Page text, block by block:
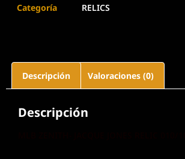
Categoría
RELICS
Descripción Valoraciones (0)
Descripción